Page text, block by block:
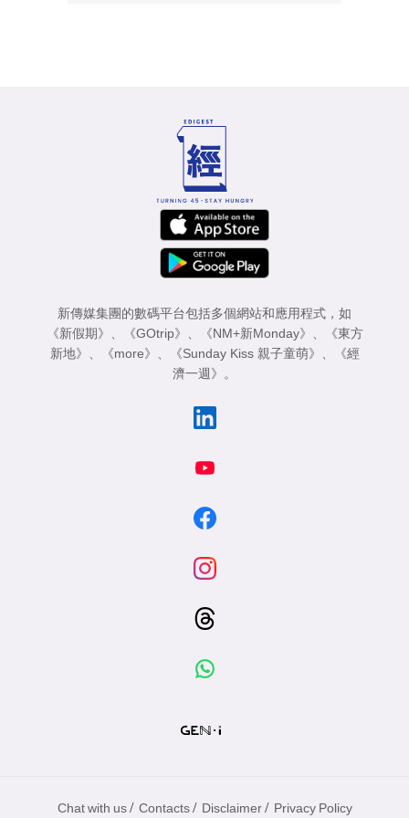
新傳媒集團的數碼平台包括多個網站和應用程式，如
《新假期》
《GOtrip》 《NM+新Monday》
《東方
新地》
《more》 《Sunday Kiss 親子童萌》
《經
濟一週》
。
Chat with us / Contacts / Disclaimer / Privacy Policy